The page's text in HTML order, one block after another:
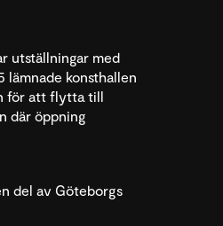
utställningar med
lämnade konsthallen
för att flytta till
där öppning
del av Göteborgs